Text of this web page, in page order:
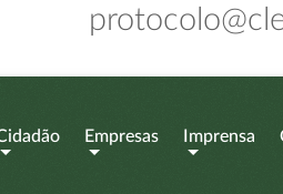
Empresas Imprensa